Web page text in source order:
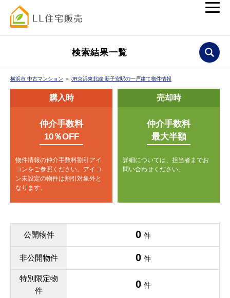
検索結果一覧
横浜市 中古マンション ＞ JR京浜東北線 新子安駅の一戸建て物件情報
購入時
仲介手数料
10％OFF
物件情報の仲介手数料割引アイ
コンをご参照ください。 アイコ
ン未設定の物件は割引対象外と
なります。
売却時
仲介手数料
最大半額
詳細については、担当者までお
問い合わせください。
公開物件 0 件
非公開物件 0 件
特別限定物
件
0 件